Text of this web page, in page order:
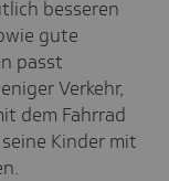
besseren
gute
passt
Verkehr,
dem Fahrrad
Kinder mit